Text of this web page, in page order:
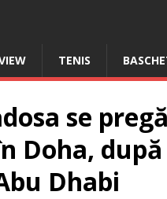
TENIS
se
Doha,
Dhabi